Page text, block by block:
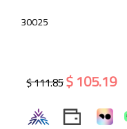
30025
105.19 $
111.85 $